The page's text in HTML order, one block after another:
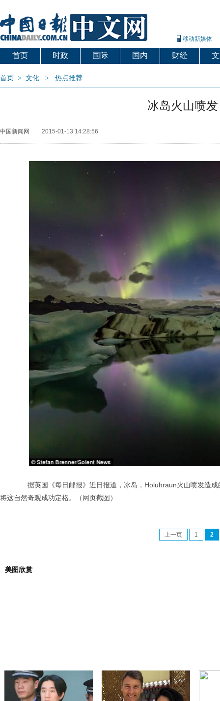
移动新媒体
首页 时政 国际 国内 财经
首页 > 文化 > 热点推荐
冰岛火山喷
中国新闻网 2015-01-13 14:28:56
据英国《每日邮报》近日报道，冰岛，Holuhraun火山喷发造成
将这自然奇观成功定格。（网页截图）
上一页 1 2
美图欣赏